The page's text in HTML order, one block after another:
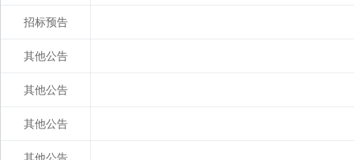
招标预告
其他公告
其他公告
其他公告